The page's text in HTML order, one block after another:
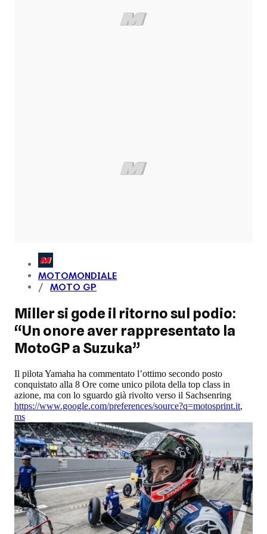
MOTOMONDIALE
MOTO GP
Miller si gode il ritorno sul podio:
“Un onore aver rappresentato la
MotoGP a Suzuka”
Il pilota Yamaha ha commentato l’ottimo secondo posto
conquistato alla 8 Ore come unico pilota della top class in
azione, ma con lo sguardo già rivolto verso il Sachsenring
https://www.google.com/preferences/source?q=motosprint.it,
ms